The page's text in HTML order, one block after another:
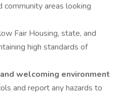
areas looking
Fair Housing, state, and
high standards of
welcoming environment
and report any hazards to